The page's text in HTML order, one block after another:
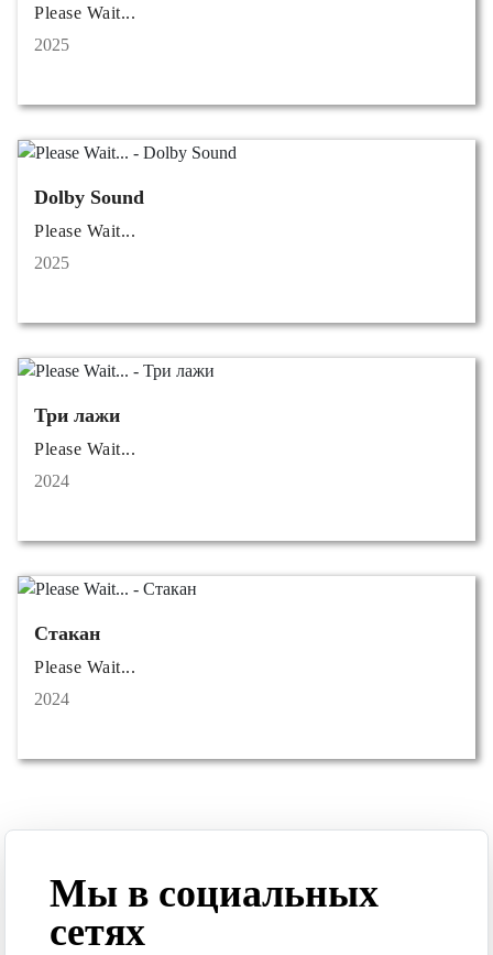
Please Wait...
2025
Dolby Sound
Please Wait...
2025
Три лажи
Please Wait...
2024
Стакан
Please Wait...
2024
Мы в социальных
сетях